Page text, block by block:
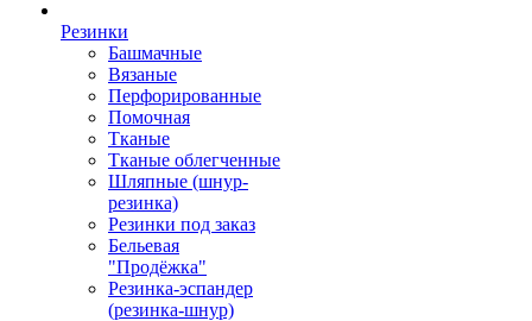
Резинки
Башмачные
Вязаные
Перфорированные
Помочная
Тканые
Тканые облегченные
Шляпные (шнур-
резинка)
Резинки под заказ
Бельевая
"Продёжка"
Резинка-эспандер
(резинка-шнур)